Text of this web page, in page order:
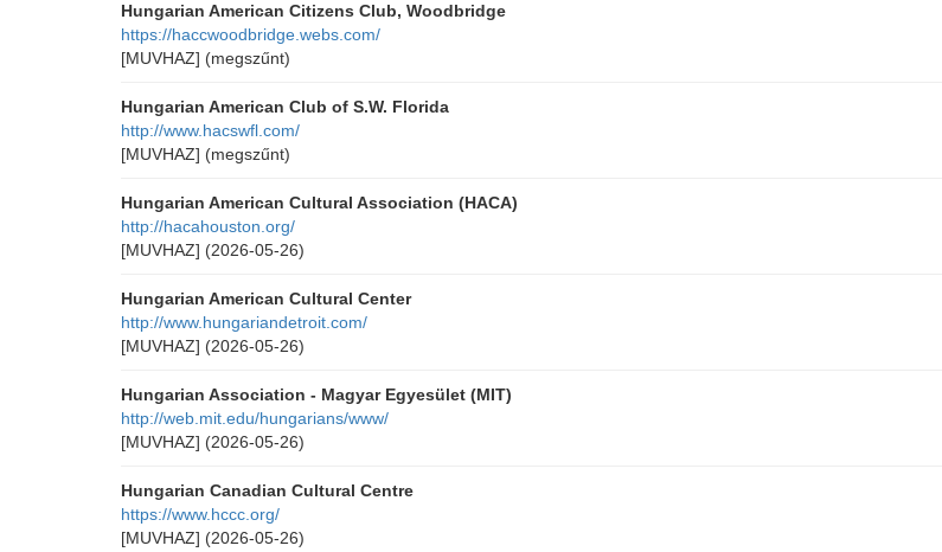
Hungarian American Citizens Club, Woodbridge
https://haccwoodbridge.webs.com/
[MUVHAZ] (megszűnt)
Hungarian American Club of S.W. Florida
http://www.hacswfl.com/
[MUVHAZ] (megszűnt)
Hungarian American Cultural Association (HACA)
http://hacahouston.org/
[MUVHAZ] (2026-05-26)
Hungarian American Cultural Center
http://www.hungariandetroit.com/
[MUVHAZ] (2026-05-26)
Hungarian Association - Magyar Egyesület (MIT)
http://web.mit.edu/hungarians/www/
[MUVHAZ] (2026-05-26)
Hungarian Canadian Cultural Centre
https://www.hccc.org/
[MUVHAZ] (2026-05-26)